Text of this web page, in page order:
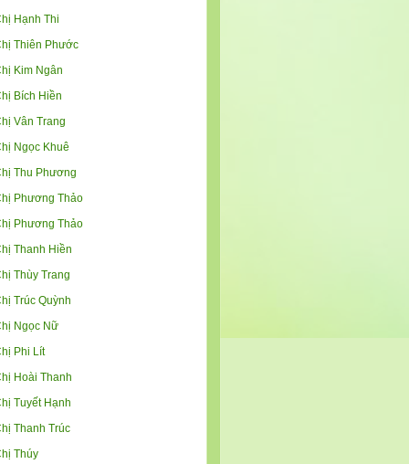
Hạnh Thi
Thiên Phước
Kim Ngân
Bích Hiền
Vân Trang
Ngọc Khuê
Thu Phương
Phương Thảo
Phương Thảo
Thanh Hiền
Thùy Trang
Trúc Quỳnh
Ngọc Nữ
Phi Lít
Hoài Thanh
Tuyết Hạnh
Thanh Trúc
Thúy